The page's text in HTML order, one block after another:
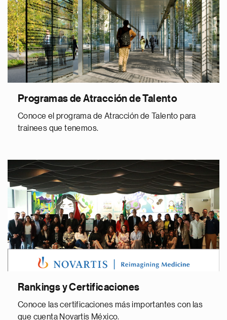
Programas de Atracción de Talento
Conoce el programa de Atracción de Talento para
trainees que tenemos.
Rankings y Certificaciones
Conoce las certificaciones más importantes con las
que cuenta Novartis México.